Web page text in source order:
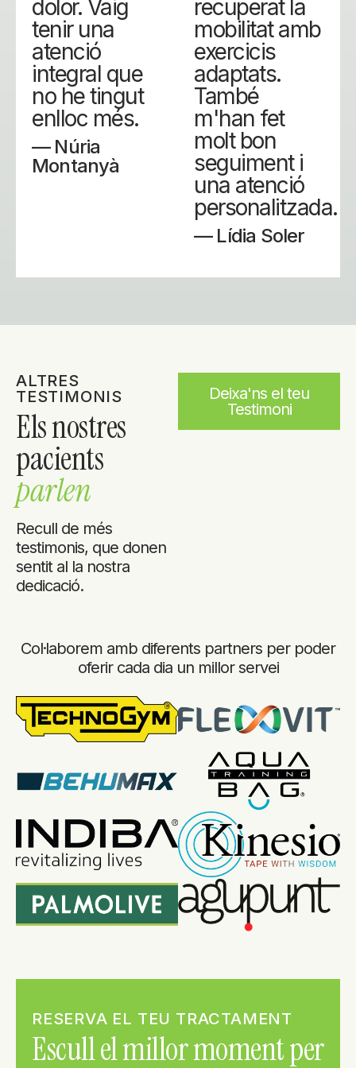
dolor. Vaig
tenir una
atenció
integral que
no he tingut
enlloc més.
— Núria
Montanyà
recuperat la
mobilitat amb
exercicis
adaptats.
També
m'han fet
molt bon
seguiment i
una atenció
personalitzada.
— Lídia Soler
ALTRES
TESTIMONIS
Els nostres
pacients
parlen
Recull de més
testimonis, que donen
sentit al la nostra
dedicació.
Deixa'ns el teu
Testimoni
Col·laborem amb diferents partners per poder
oferir cada dia un millor servei
RESERVA EL TEU TRACTAMENT
Escull el millor moment per